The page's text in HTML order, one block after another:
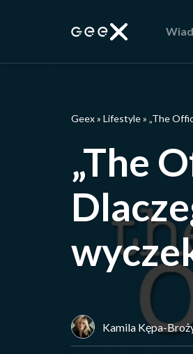
Geex» Lifestyle» „The
„The
Kamila Kępa-